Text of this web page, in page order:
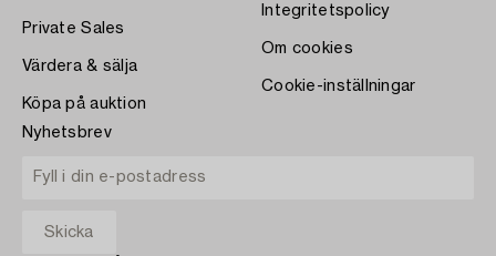
Private Sales
Värdera & sälja
Köpa på auktion
Integritetspolicy
Om cookies
Cookie-inställningar
Nyhetsbrev